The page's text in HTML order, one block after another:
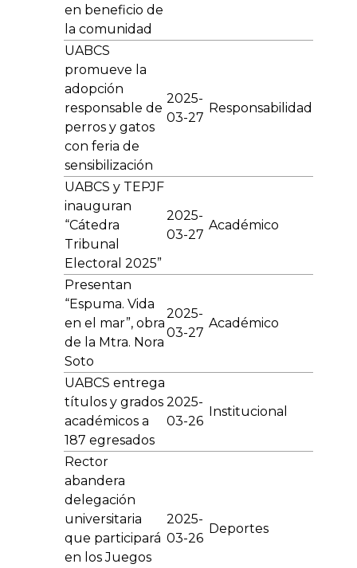
en beneficio de
la comunidad
UABCS
promueve la
adopción
responsable de
perros y gatos
con feria de
sensibilización
2025-
03-27
Responsabilidad
UABCS y TEPJF
inauguran
“Cátedra
Tribunal
Electoral 2025”
2025-
03-27
Académico
Presentan
“Espuma. Vida
en el mar”, obra
de la Mtra. Nora
Soto
2025-
03-27
Académico
UABCS entrega
títulos y grados
académicos a
187 egresados
2025-
03-26
Institucional
Rector
abandera
delegación
universitaria
que participará
en los Juegos
2025-
03-26
Deportes